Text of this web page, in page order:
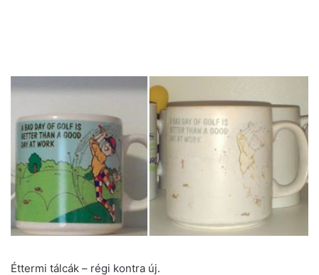
Éttermi tálcák – régi kontra új.